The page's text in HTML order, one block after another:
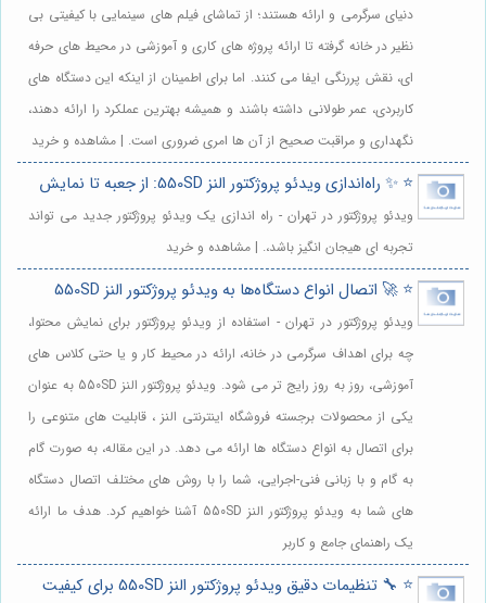
دنیای سرگرمی و ارائه هستند؛ از تماشای فیلم های سینمایی با کیفیتی بی
نظیر در خانه گرفته تا ارائه پروژه های کاری و آموزشی در محیط های حرفه
ای، نقش پررنگی ایفا می کنند. اما برای اطمینان از اینکه این دستگاه های
کاربردی، عمر طولانی داشته باشند و همیشه بهترین عملکرد را ارائه دهند،
نگهداری و مراقبت صحیح از آن ها امری ضروری است. | مشاهده و خرید
⭐️ ✨ راه‌اندازی ویدئو پروژکتور النز 550SD: از جعبه تا نمایش
ویدئو پروژکتور در تهران - راه اندازی یک ویدئو پروژکتور جدید می تواند
تجربه ای هیجان انگیز باشد،. | مشاهده و خرید
⭐️ 🚀 اتصال انواع دستگاه‌ها به ویدئو پروژکتور النز 550SD
ویدئو پروژکتور در تهران - استفاده از ویدئو پروژکتور برای نمایش محتوا،
چه برای اهداف سرگرمی در خانه، ارائه در محیط کار و یا حتی کلاس های
آموزشی، روز به روز رایج تر می شود. ویدئو پروژکتور النز 550SD به عنوان
یکی از محصولات برجسته فروشگاه اینترنتی النز ، قابلیت های متنوعی را
برای اتصال به انواع دستگاه ها ارائه می دهد. در این مقاله، به صورت گام
به گام و با زبانی فنی-اجرایی، شما را با روش های مختلف اتصال دستگاه
های شما به ویدئو پروژکتور النز 550SD آشنا خواهیم کرد. هدف ما ارائه
یک راهنمای جامع و کاربر
⭐️ 🔧 تنظیمات دقیق ویدئو پروژکتور النز 550SD برای کیفیت